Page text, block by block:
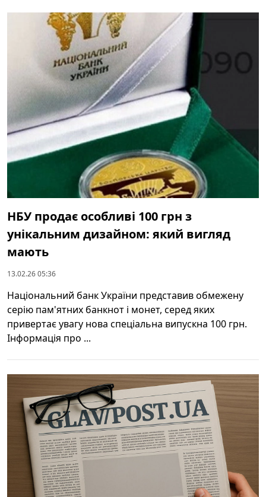
НБУ продає особливі 100 грн з
унікальним дизайном: який вигляд
мають
13.02.26 05:36
Національний банк України представив обмежену
серію пам'ятних банкнот і монет, серед яких
привертає увагу нова спеціальна випускна 100 грн.
Інформація про ...